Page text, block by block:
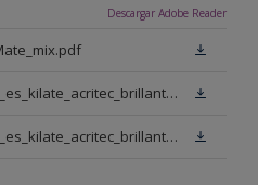
Descargar Adobe Reader
ficha_seguridad_pr_es_es_kilate_acritec_brillante_mix_bb.pdf
ficha_seguridad_pr_es_es_kilate_acritec_brillante_mix_bn.pdf